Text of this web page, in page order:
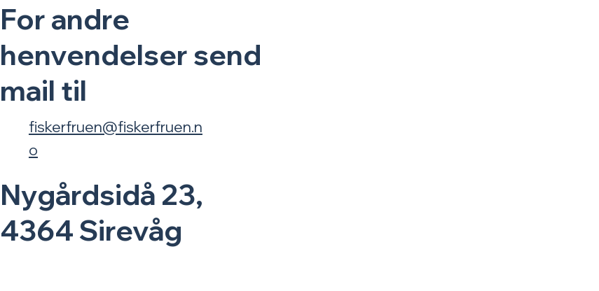
For andre
henvendelser send
mail til
fiskerfruen@fiskerfruen.n
o
Nygårdsidå 23,
4364 Sirevåg